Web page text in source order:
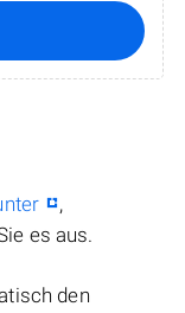
,
es aus.
den